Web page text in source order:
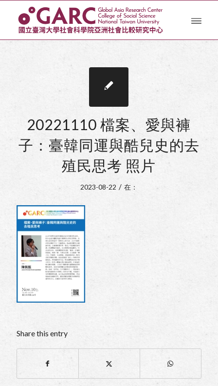
20221110 檔案、愛與褲
子：臺韓同運與酷兒史的去
殖民思考 照片
2023-08-22 / 在：
Share this entry